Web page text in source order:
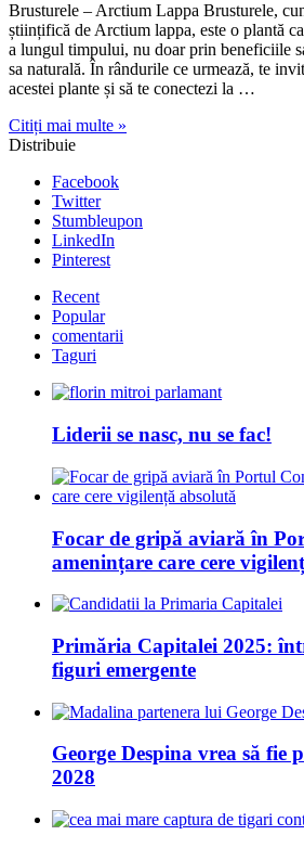
Brusturele – Arctium Lappa Brusturele,
științifică de Arctium lappa, este o plantă
a lungul timpului, nu doar prin beneficiile
sa naturală. În rândurile ce urmează, te
acestei plante și să te conectezi la …
Citiți mai multe »
Distribuie
Facebook
Twitter
Stumbleupon
LinkedIn
Pinterest
Recent
Popular
comentarii
Taguri
Liderii se nasc, nu se fac!
Focar de gripă aviară în
amenințare care cere
Primăria Capitalei 2025:
figuri emergente
George Despina vrea să fie
2028